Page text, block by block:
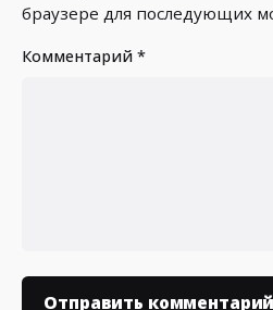
браузере для последующих
Комментарий *